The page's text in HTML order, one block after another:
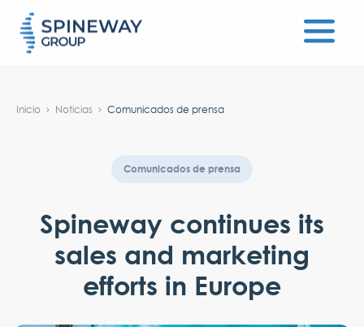
Inicio Noticias Comunicados de prensa
Comunicados de prensa
Spineway continues its
sales and marketing
efforts in Europe